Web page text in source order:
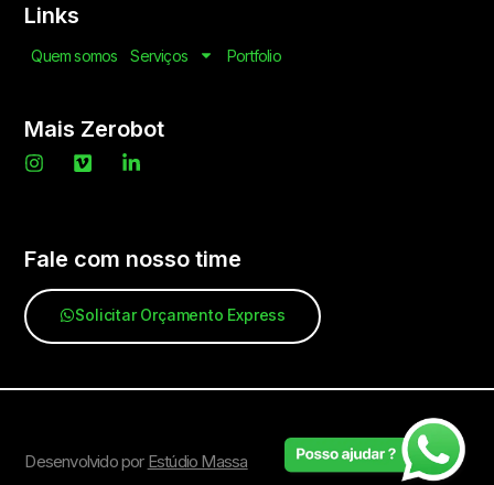
Links
Quem somos Serviços Portfolio
Mais Zerobot
Fale com nosso time
Solicitar Orçamento Express
Desenvolvido por Estúdio Massa